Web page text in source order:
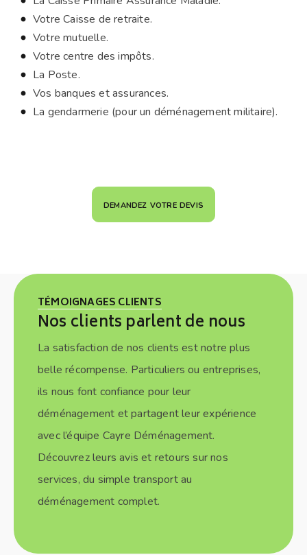
Votre Caisse de retraite.
Votre mutuelle.
Votre centre des impôts.
La Poste.
Vos banques et assurances.
La gendarmerie (pour un déménagement militaire).
demandez votre devis
TÉMOIGNAGES CLIENTS
Nos clients parlent de nous
La satisfaction de nos clients est notre plus
belle récompense. Particuliers ou entreprises,
ils nous font confiance pour leur
déménagement et partagent leur expérience
avec l’équipe Cayre Déménagement.
Découvrez leurs avis et retours sur nos
services, du simple transport au
déménagement complet.